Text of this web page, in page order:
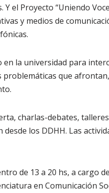
el Proyecto “Uniendo
y medios de
la universidad para
que
charlas-debates,
los DDHH. Las
de 13 a 20 hs, a cargo
en Comunicación